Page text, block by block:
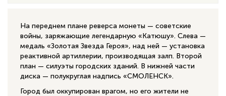
На переднем плане реверса монеты — советские
войны, заряжающие легендарную «Катюшу». Слева —
медаль «Золотая Звезда Героя», над ней — установка
реактивной артиллерии, производящая залп. Второй
план — силуэты городских зданий. В нижней части
диска — полукруглая надпись «СМОЛЕНСК».
Город был оккупирован врагом, но его жители не